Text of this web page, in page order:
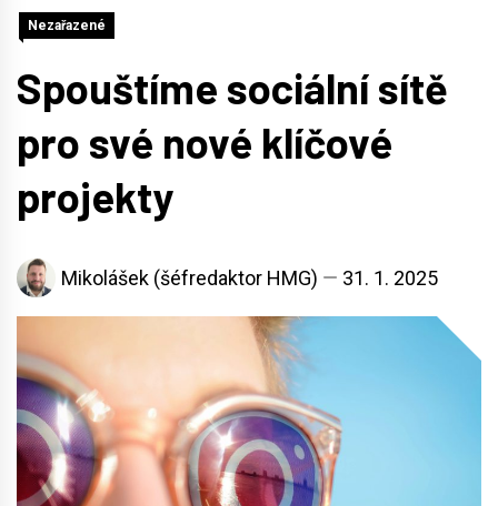
Nezařazené
Spouštíme sociální sítě
pro své nové klíčové
projekty
Mikolášek (šéfredaktor HMG) 31. 1. 2025